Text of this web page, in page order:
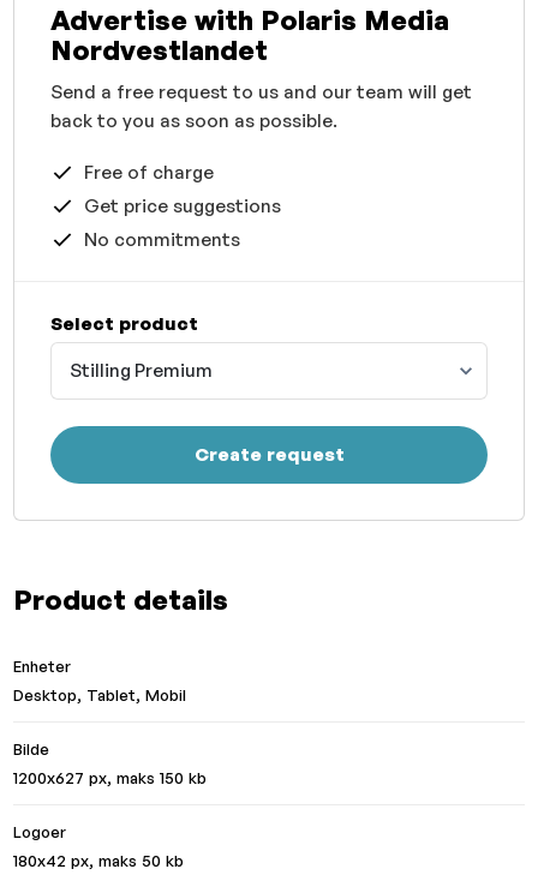
Product details
Enheter
Desktop, Tablet, Mobil
Bilde
1200x627 px, maks 150 kb
Logoer
180x42 px, maks 50 kb
Advertise with Polaris Media
Nordvestlandet
Send a free request to us and our team will get
back to you as soon as possible.
Free of charge
Get price suggestions
No commitments
Select product
Stilling Premium
Create request